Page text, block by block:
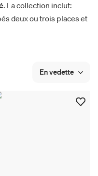
. La collection inclut:
deux ou trois places et
En vedette